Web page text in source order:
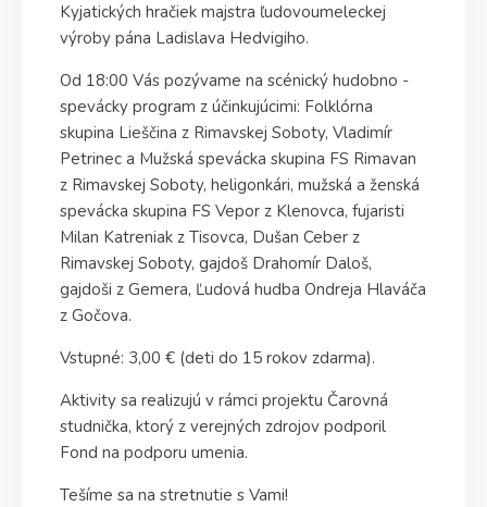
Kyjatických hračiek majstra ľudovoumeleckej
výroby pána Ladislava Hedvigiho.
Od 18:00 Vás pozývame na scénický hudobno -
spevácky program z účinkujúcimi: Folklórna
skupina Lieščina z Rimavskej Soboty, Vladimír
Petrinec a Mužská spevácka skupina FS Rimavan
z Rimavskej Soboty, heligonkári, mužská a ženská
spevácka skupina FS Vepor z Klenovca, fujaristi
Milan Katreniak z Tisovca, Dušan Ceber z
Rimavskej Soboty, gajdoš Drahomír Daloš,
gajdoši z Gemera, Ľudová hudba Ondreja Hlaváča
z Gočova.
Vstupné: 3,00 € (deti do 15 rokov zdarma).
Aktivity sa realizujú v rámci projektu Čarovná
studnička, ktorý z verejných zdrojov podporil
Fond na podporu umenia.
Tešíme sa na stretnutie s Vami!